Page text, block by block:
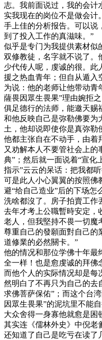
志。我前面说过，我的会计
实我现在的岗位不是做会计
手上佳的分析报告。可以说
到了投入工作的真滋味。”
似乎是专门为我提供素材似
双修教徒，名字就不说了。
少代传人呢，虔诚的很。此
援之热血青年；但自从遁入
为说：他的老师让他带动青
薩畏因眾生畏果”理由婉拒
俱足德行的法师，能邀天赐
和他反映自己是弥勒佛要为
土，他却说即使你是真弥勒
他都主张自在不动手，由着
又劝解本人不要管社会上的
典”；然后就一面说着“宣化
指示”云云的呆话：把我都听
可是此人小心翼翼的按照佛
避“给自己造业”后的下场怎
洗啥都沒了。房子拍賣工作
去年才考上公職暫時安定，
老人，但我堅持不畏一切魔
尊重自己的發願面對自己的
道修業的必然關卡。”
他的情况和那位学佛十年最
全一样！也是愈虔诚的拜佛
而他个人的实际情况却是每
然明白了不再只为自己的去
求佛菩萨保佑”；而这个台
因眾生畏果”的泥坑里不能
大众舍得一身寡他就愈是困
其实连《儒林外史》中倪老
还知道了自己是吃亏在读了